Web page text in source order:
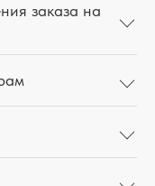
заказа на